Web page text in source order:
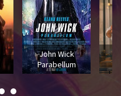
John Wick
Parabellum